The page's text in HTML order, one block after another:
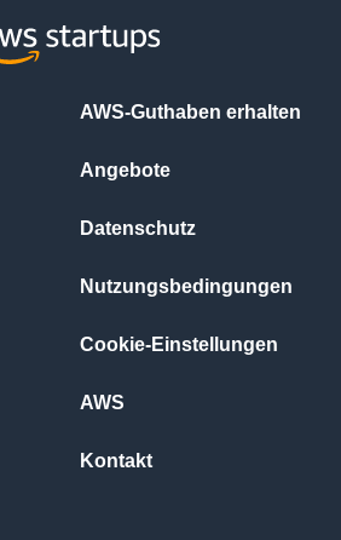
AWS-Guthaben erhalten
Angebote
Datenschutz
Nutzungsbedingungen
Cookie-Einstellungen
AWS
Kontakt